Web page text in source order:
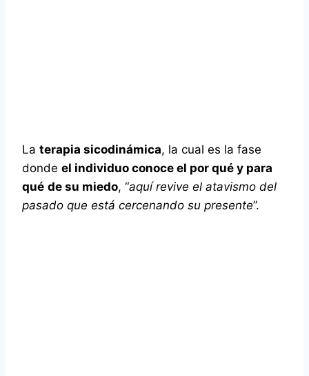
La terapia sicodinámica, la cual es la fase
donde el individuo conoce el por qué y para
qué de su miedo, “aquí revive el atavismo del
pasado que está cercenando su presente”.